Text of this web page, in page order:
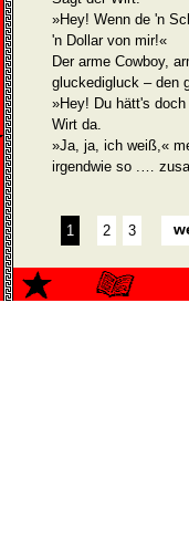
»Hey! Wenn de 'n
'n Dollar von mir!«
Der arme Cowboy,
gluckedigluck – den
»Hey! Du hätt's
Wirt da.
»Ja, ja, ich weiß,«
irgendwie so .…
1 2 3